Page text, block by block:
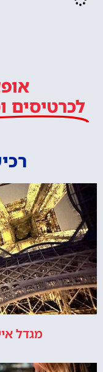
לכרטיסים
מגדל